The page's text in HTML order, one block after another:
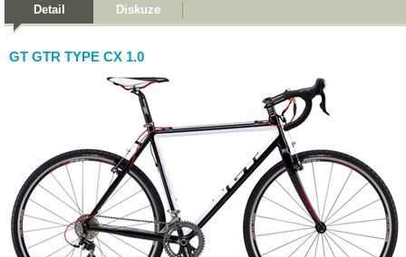
Detail Diskuze
GT GTR TYPE CX 1.0